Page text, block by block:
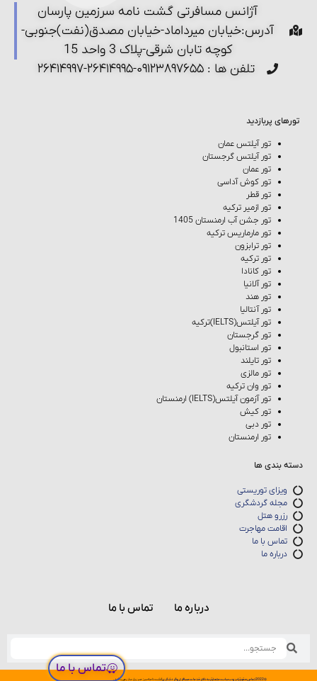
تماس با ما
آژانس مسافرتی گشت نامه سرزمین پارسان
آدرس:خیابان میرداماد-خیابان مصدق(نفت)جنوبی-
کوچه تابان شرقی-پلاک 3 واحد 15
تلفن ها : ۰۹۱۲۳۸۹۷۶۵۵-۲۶۴۱۴۹۹۵-۲۶۴۱۴۹۹۷
تورهای پربازدید
تور آیلتس عمان
تور آیلتس گرجستان
تور عمان
تور کوش‌ آداسی
تور قطر
تور ازمیر ترکیه
تور جشن آب ارمنستان 1405
تور مارماریس ترکیه
تور ترابزون
تور ترکیه
تور کانادا
تور آلانیا
تور هند
تور آنتالیا
تور آیلتس(IELTS)ترکیه
تور گرجستان
تور استانبول
تور تایلند
تور مالزی
تور وان ترکیه
تور آزمون آیلتس(IELTS) ارمنستان
تور کیش
تور دبی
تور ارمنستان
دسته بندی ها
ویزای توریستی
مجله گردشگری
رزرو هتل
اقامت مهاجرت
تماس با ما
درباره ما
درباره ما تماس با ما
©
2022تمامیحقوقاینوبسایتمتعلقبهدفترخدماتمسافرتیوگردشگریگشتنامهسرزمینپارسانمیباشد.